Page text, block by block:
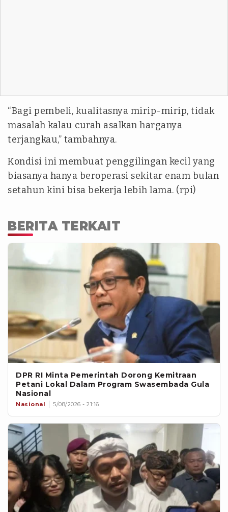
“Bagi pembeli, kualitasnya mirip-mirip, tidak
masalah kalau curah asalkan harganya
terjangkau,” tambahnya.
Kondisi ini membuat penggilingan kecil yang
biasanya hanya beroperasi sekitar enam bulan
setahun kini bisa bekerja lebih lama. (rpi)
BERITA TERKAIT
DPR RI Minta Pemerintah Dorong Kemitraan
Petani Lokal Dalam Program Swasembada Gula
Nasional
Nasional 5/08/2026 - 21:16